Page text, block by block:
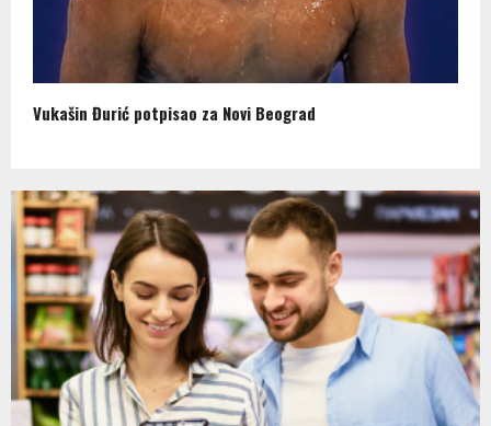
Vukašin Đurić potpisao za Novi Beograd